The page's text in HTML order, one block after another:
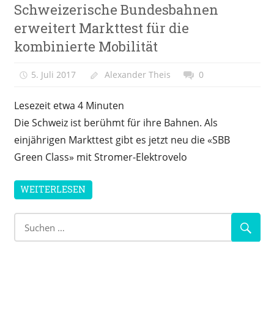
Schweizerische Bundesbahnen
erweitert Markttest für die
kombinierte Mobilität
5. Juli 2017 Alexander Theis 0
Lesezeit etwa 4 Minuten
Die Schweiz ist berühmt für ihre Bahnen. Als
einjährigen Markttest gibt es jetzt neu die «SBB
Green Class» mit Stromer-Elektrovelo
WEITERLESEN